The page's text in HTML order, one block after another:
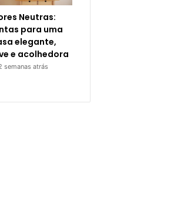
Neutras:
para uma
elegante,
e acolhedora
semanas atrás